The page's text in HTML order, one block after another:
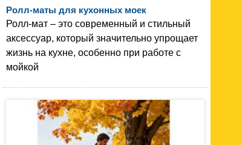
Ролл-маты для кухонных моек
Ролл-мат – это современный и стильный
аксессуар, который значительно упрощает
жизнь на кухне, особенно при работе с
мойкой